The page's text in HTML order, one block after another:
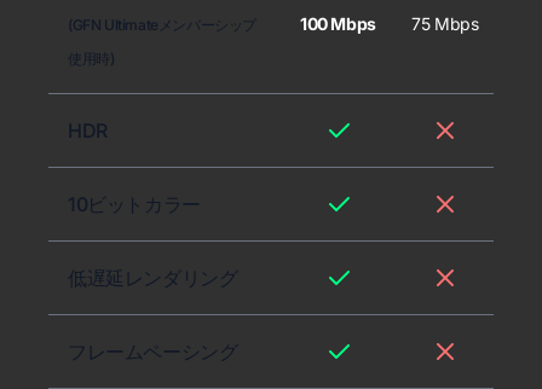
(GFN Ultimateメンバーシップ
使用時)
100 Mbps 75 Mbps
HDR
10ビットカラー
低遅延レンダリング
フレームペーシング